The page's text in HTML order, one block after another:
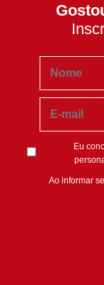
Eu
Ao informar